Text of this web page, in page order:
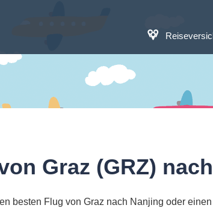
Graz (GRZ)
besten Flug von Graz nach Nanjing oder